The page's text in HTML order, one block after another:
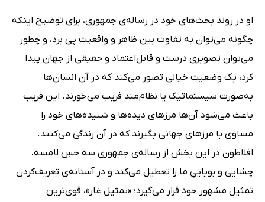
او در روند بحث‌های خود در رساله‌ی جمهوری، برای توضیح اینکه
چگونه می‌توان به تفاوت بین ظاهر و واقعیت پی برد، و چطور
می‌توان تصویری درست و قابل‌اعتماد و حقیقی از جهان پیدا
کرد، یک وضعیت خیالی تصور می‌کند که در آن انسان‌ها
به‌صورت سیستماتیک یا نظام‌مند فریب می‌خورند. این فریب
باعث می‌شود آن‌ها مرزهای دیده‌ها و شنیده‌های خود را
مساوی با مرزهای جهانی بگیرند که در آن زندگی می‌کنند.
افلاطون در این بخش از رساله‌ی جمهوری سه حسِ لامسه،
چشایی و بویاییِ ما را تعطیل می‌کند و در آستانه‌ی تعریف‌کردن
تمثیل مشهور خود قرار می‌گیرد؛ «تمثیل غار»، قوی‌ترین